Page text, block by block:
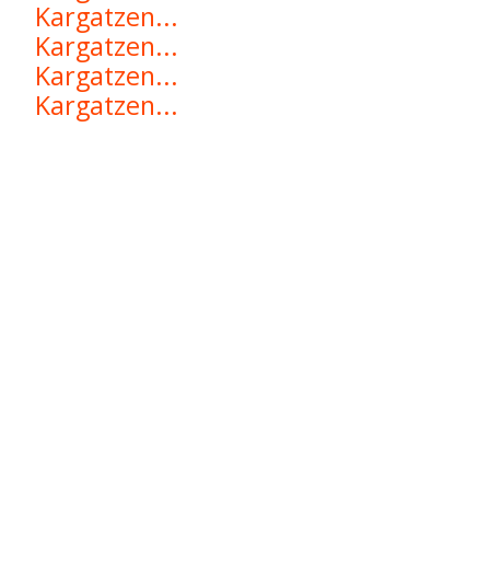
Kargatzen...
Kargatzen...
Kargatzen...
Kargatzen...